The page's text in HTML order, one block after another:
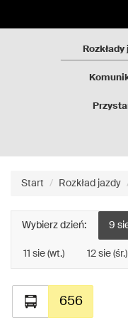
Start Rozkład jazdy
Wybierz dzień: 9
11 sie (wt.) 12 sie (śr.)
656